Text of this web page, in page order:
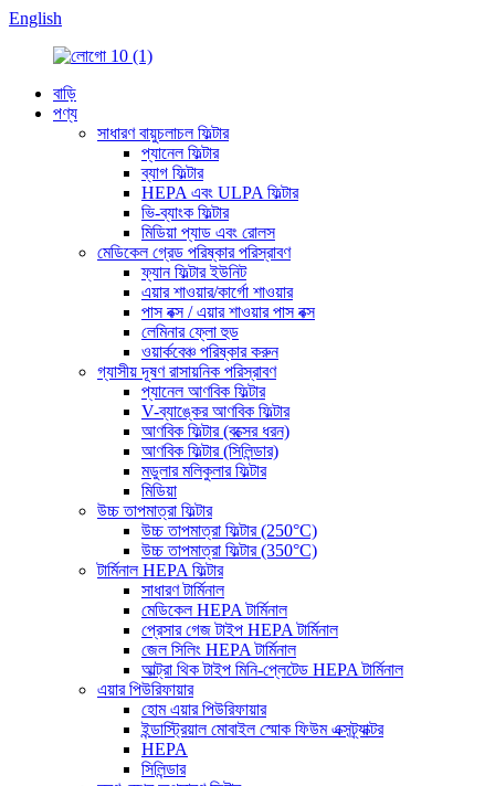
English
বাড়ি
পণ্য
সাধারণ বায়ুচলাচল ফিল্টার
প্যানেল ফিল্টার
ব্যাগ ফিল্টার
HEPA এবং ULPA ফিল্টার
ভি-ব্যাংক ফিল্টার
মিডিয়া প্যাড এবং রোলস
মেডিকেল গ্রেড পরিষ্কার পরিস্রাবণ
ফ্যান ফিল্টার ইউনিট
এয়ার শাওয়ার/কার্গো শাওয়ার
পাস বক্স / এয়ার শাওয়ার পাস বক্স
লেমিনার ফ্লো হুড
ওয়ার্কবেঞ্চ পরিষ্কার করুন
গ্যাসীয় দূষণ রাসায়নিক পরিস্রাবণ
প্যানেল আণবিক ফিল্টার
V-ব্যাঙ্কের আণবিক ফিল্টার
আণবিক ফিল্টার (বক্সের ধরন)
আণবিক ফিল্টার (সিলিন্ডার)
মডুলার মলিকুলার ফিল্টার
মিডিয়া
উচ্চ তাপমাত্রা ফিল্টার
উচ্চ তাপমাত্রা ফিল্টার (250°C)
উচ্চ তাপমাত্রা ফিল্টার (350°C)
টার্মিনাল HEPA ফিল্টার
সাধারণ টার্মিনাল
মেডিকেল HEPA টার্মিনাল
প্রেসার গেজ টাইপ HEPA টার্মিনাল
জেল সিলিং HEPA টার্মিনাল
আল্ট্রা থিক টাইপ মিনি-প্লেটেড HEPA টার্মিনাল
এয়ার পিউরিফায়ার
হোম এয়ার পিউরিফায়ার
ইন্ডাস্ট্রিয়াল মোবাইল স্মোক ফিউম এক্সট্র্যাক্টর
HEPA
সিলিন্ডার